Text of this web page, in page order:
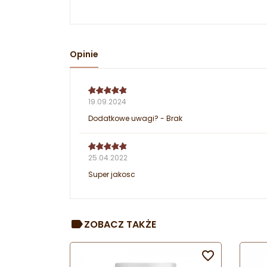
Opinie
19.09.2024
Dodatkowe uwagi? - Brak
25.04.2022
Super jakosc
ZOBACZ TAKŻE
